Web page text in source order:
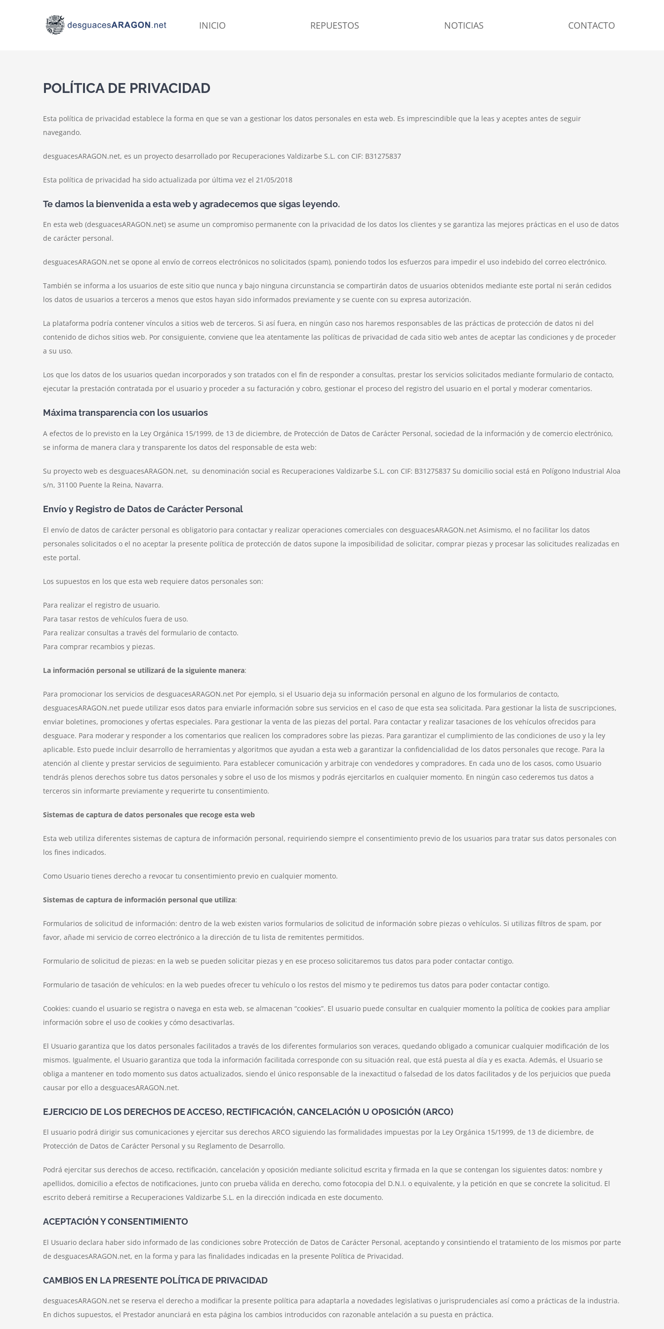
INICIO REPUESTOS NOTICIAS CONTACTO
POLÍTICA DE PRIVACIDAD
Esta política de privacidad establece la forma en que se van a gestionar los datos personales en esta web. Es imprescindible que la leas y aceptes antes de seguir
navegando.
desguacesARAGON.net, es un proyecto desarrollado por Recuperaciones Valdizarbe S.L. con CIF: B31275837
Esta política de privacidad ha sido actualizada por última vez el 21/05/2018
Te damos la bienvenida a esta web y agradecemos que sigas leyendo.
En esta web (desguacesARAGON.net) se asume un compromiso permanente con la privacidad de los datos los clientes y se garantiza las mejores prácticas en el uso de datos
de carácter personal.
desguacesARAGON.net se opone al envío de correos electrónicos no solicitados (spam), poniendo todos los esfuerzos para impedir el uso indebido del correo electrónico.
También se informa a los usuarios de este sitio que nunca y bajo ninguna circunstancia se compartirán datos de usuarios obtenidos mediante este portal ni serán cedidos
los datos de usuarios a terceros a menos que estos hayan sido informados previamente y se cuente con su expresa autorización.
La plataforma podría contener vínculos a sitios web de terceros. Si así fuera, en ningún caso nos haremos responsables de las prácticas de protección de datos ni del
contenido de dichos sitios web. Por consiguiente, conviene que lea atentamente las políticas de privacidad de cada sitio web antes de aceptar las condiciones y de proceder
a su uso.
Los que los datos de los usuarios quedan incorporados y son tratados con el fin de responder a consultas, prestar los servicios solicitados mediante formulario de contacto,
ejecutar la prestación contratada por el usuario y proceder a su facturación y cobro, gestionar el proceso del registro del usuario en el portal y moderar comentarios.
Máxima transparencia con los usuarios
A efectos de lo previsto en la Ley Orgánica 15/1999, de 13 de diciembre, de Protección de Datos de Carácter Personal, sociedad de la información y de comercio electrónico,
se informa de manera clara y transparente los datos del responsable de esta web:
Su proyecto web es desguacesARAGON.net, su denominación social es Recuperaciones Valdizarbe S.L. con CIF: B31275837 Su domicilio social está en Polígono Industrial Aloa
s/n, 31100 Puente la Reina, Navarra.
Envío y Registro de Datos de Carácter Personal
El envío de datos de carácter personal es obligatorio para contactar y realizar operaciones comerciales con desguacesARAGON.net Asimismo, el no facilitar los datos
personales solicitados o el no aceptar la presente política de protección de datos supone la imposibilidad de solicitar, comprar piezas y procesar las solicitudes realizadas en
este portal.
Los supuestos en los que esta web requiere datos personales son:
Para realizar el registro de usuario.
Para tasar restos de vehículos fuera de uso.
Para realizar consultas a través del formulario de contacto.
Para comprar recambios y piezas.
La información personal se utilizará de la siguiente manera:
Para promocionar los servicios de desguacesARAGON.net Por ejemplo, si el Usuario deja su información personal en alguno de los formularios de contacto,
desguacesARAGON.net puede utilizar esos datos para enviarle información sobre sus servicios en el caso de que esta sea solicitada. Para gestionar la lista de suscripciones,
enviar boletines, promociones y ofertas especiales. Para gestionar la venta de las piezas del portal. Para contactar y realizar tasaciones de los vehículos ofrecidos para
desguace. Para moderar y responder a los comentarios que realicen los compradores sobre las piezas. Para garantizar el cumplimiento de las condiciones de uso y la ley
aplicable. Esto puede incluir desarrollo de herramientas y algoritmos que ayudan a esta web a garantizar la confidencialidad de los datos personales que recoge. Para la
atención al cliente y prestar servicios de seguimiento. Para establecer comunicación y arbitraje con vendedores y compradores. En cada uno de los casos, como Usuario
tendrás plenos derechos sobre tus datos personales y sobre el uso de los mismos y podrás ejercitarlos en cualquier momento. En ningún caso cederemos tus datos a
terceros sin informarte previamente y requerirte tu consentimiento.
Sistemas de captura de datos personales que recoge esta web
Esta web utiliza diferentes sistemas de captura de información personal, requiriendo siempre el consentimiento previo de los usuarios para tratar sus datos personales con
los fines indicados.
Como Usuario tienes derecho a revocar tu consentimiento previo en cualquier momento.
Sistemas de captura de información personal que utiliza:
Formularios de solicitud de información: dentro de la web existen varios formularios de solicitud de información sobre piezas o vehículos. Si utilizas filtros de spam, por
favor, añade mi servicio de correo electrónico a la dirección de tu lista de remitentes permitidos.
Formulario de solicitud de piezas: en la web se pueden solicitar piezas y en ese proceso solicitaremos tus datos para poder contactar contigo.
Formulario de tasación de vehículos: en la web puedes ofrecer tu vehículo o los restos del mismo y te pediremos tus datos para poder contactar contigo.
Cookies: cuando el usuario se registra o navega en esta web, se almacenan “cookies”. El usuario puede consultar en cualquier momento la política de cookies para ampliar
información sobre el uso de cookies y cómo desactivarlas.
El Usuario garantiza que los datos personales facilitados a través de los diferentes formularios son veraces, quedando obligado a comunicar cualquier modificación de los
mismos. Igualmente, el Usuario garantiza que toda la información facilitada corresponde con su situación real, que está puesta al día y es exacta. Además, el Usuario se
obliga a mantener en todo momento sus datos actualizados, siendo el único responsable de la inexactitud o falsedad de los datos facilitados y de los perjuicios que pueda
causar por ello a desguacesARAGON.net.
EJERCICIO DE LOS DERECHOS DE ACCESO, RECTIFICACIÓN, CANCELACIÓN U OPOSICIÓN (ARCO)
El usuario podrá dirigir sus comunicaciones y ejercitar sus derechos ARCO siguiendo las formalidades impuestas por la Ley Orgánica 15/1999, de 13 de diciembre, de
Protección de Datos de Carácter Personal y su Reglamento de Desarrollo.
Podrá ejercitar sus derechos de acceso, rectificación, cancelación y oposición mediante solicitud escrita y firmada en la que se contengan los siguientes datos: nombre y
apellidos, domicilio a efectos de notificaciones, junto con prueba válida en derecho, como fotocopia del D.N.I. o equivalente, y la petición en que se concrete la solicitud. El
escrito deberá remitirse a Recuperaciones Valdizarbe S.L. en la dirección indicada en este documento.
ACEPTACIÓN Y CONSENTIMIENTO
El Usuario declara haber sido informado de las condiciones sobre Protección de Datos de Carácter Personal, aceptando y consintiendo el tratamiento de los mismos por parte
de desguacesARAGON.net, en la forma y para las finalidades indicadas en la presente Política de Privacidad.
CAMBIOS EN LA PRESENTE POLÍTICA DE PRIVACIDAD
desguacesARAGON.net se reserva el derecho a modificar la presente política para adaptarla a novedades legislativas o jurisprudenciales así como a prácticas de la industria.
En dichos supuestos, el Prestador anunciará en esta página los cambios introducidos con razonable antelación a su puesta en práctica.